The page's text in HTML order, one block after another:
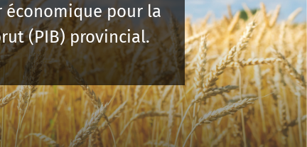
pour la
(PIB) provincial.